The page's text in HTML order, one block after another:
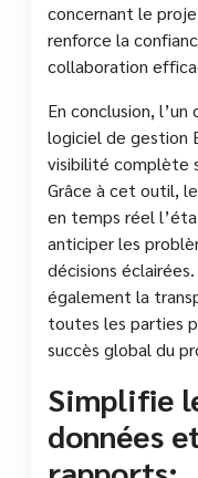
concernant le
renforce la
collaboration
En conclusion,
logiciel de gestion
visibilité complète
Grâce à cet outil,
en temps réel
anticiper les
décisions
également la
toutes les parties
succès global du
Simplifie
données